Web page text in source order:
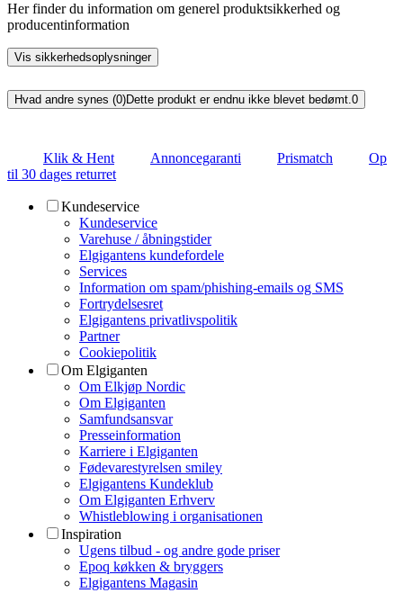
Her finder du information om generel produktsikkerhed og
producentinformation
Vis sikkerhedsoplysninger
Hvad andre synes (0)Dette produkt er endnu ikke blevet bedømt.0
Klik & Hent Annoncegaranti Prismatch
Op
til 30 dages returret
Kundeservice
Kundeservice
Varehuse / åbningstider
Elgigantens kundefordele
Services
Information om spam/phishing-emails og SMS
Fortrydelsesret
Elgigantens privatlivspolitik
Partner
Cookiepolitik
Om Elgiganten
Om Elkjøp Nordic
Om Elgiganten
Samfundsansvar
Presseinformation
Karriere i Elgiganten
Fødevarestyrelsen smiley
Elgigantens Kundeklub
Om Elgiganten Erhverv
Whistleblowing i organisationen
Inspiration
Ugens tilbud - og andre gode priser
Epoq køkken & bryggers
Elgigantens Magasin